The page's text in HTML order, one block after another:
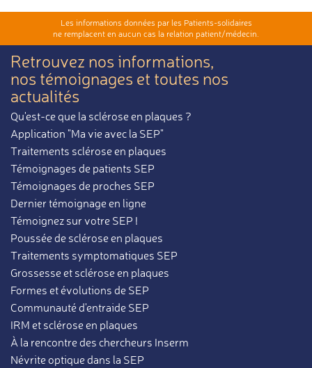
Les informations données par les Patients-solidaires
ne remplacent en aucun cas la relation patient/médecin.
Retrouvez nos informations,
nos témoignages et toutes nos
actualités
Qu'est-ce que la sclérose en plaques ?
Application "Ma vie avec la SEP"
Traitements sclérose en plaques
Témoignages de patients SEP
Témoignages de proches SEP
Dernier témoignage en ligne
Témoignez sur votre SEP !
Poussée de sclérose en plaques
Traitements symptomatiques SEP
Grossesse et sclérose en plaques
Formes et évolutions de SEP
Communauté d'entraide SEP
IRM et sclérose en plaques
À la rencontre des chercheurs Inserm
Névrite optique dans la SEP